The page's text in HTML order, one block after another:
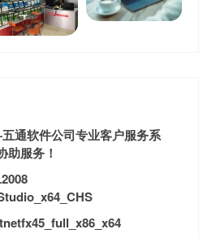
通软件公司专业客户服务系
助服务！